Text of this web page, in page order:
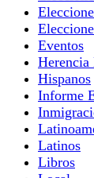
Eventos
Herencia
Hispanos
Informe
Latinos
Libros